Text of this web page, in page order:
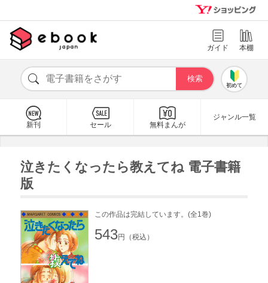
ガイド 本棚
初めて
新刊 セール 無料まんが
ジャンル一覧
泣きたくなったら教えてね 電子書籍
版
この作品は完結しています。(全1巻)
543円（税込）